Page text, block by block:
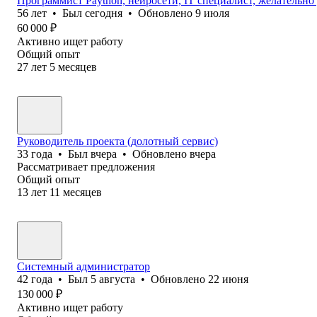
56 лет • Был сегодня • Обновлено 9 июля
60 000 ₽
Активно ищет работу
Общий опыт
27 лет 5 месяцев
Руководитель проекта (долотный сервис)
33 года • Был вчера • Обновлено вчера
Рассматривает предложения
Общий опыт
13 лет 11 месяцев
Системный администратор
42 года • Был 5 августа • Обновлено 22 июня
130 000 ₽
Активно ищет работу